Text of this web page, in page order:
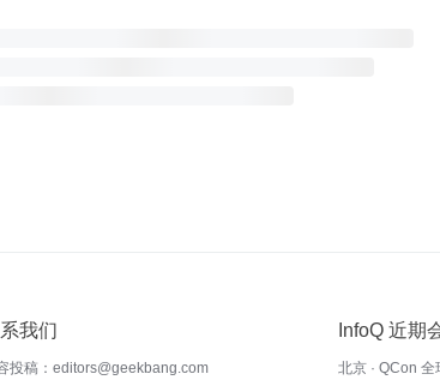
我们
投稿：editors@geekbang.com
InfoQ 近期
北京 · QCon